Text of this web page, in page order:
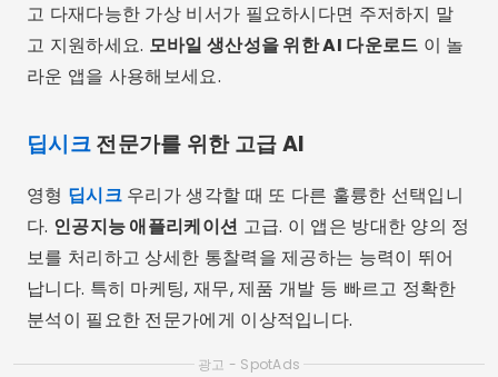
고 다재다능한 가상 비서가 필요하시다면 주저하지 말
고 지원하세요. 모바일 생산성을 위한 AI 다운로드 이 놀
라운 앱을 사용해보세요.
딥시크전문가를 위한 고급 AI
영형 딥시크우리가 생각할 때 또 다른 훌륭한 선택입니
다. 인공지능 애플리케이션 고급. 이 앱은 방대한 양의 정
보를 처리하고 상세한 통찰력을 제공하는 능력이 뛰어
납니다. 특히 마케팅, 재무, 제품 개발 등 빠르고 정확한
분석이 필요한 전문가에게 이상적입니다.
광고 - SpotAds